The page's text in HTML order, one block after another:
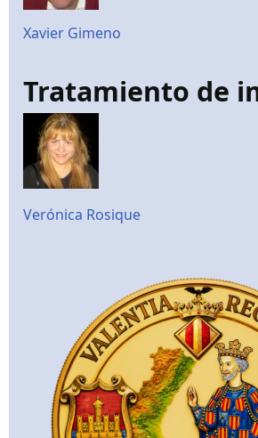
Xavier Gimeno
Tratamiento de
Verónica Rosique